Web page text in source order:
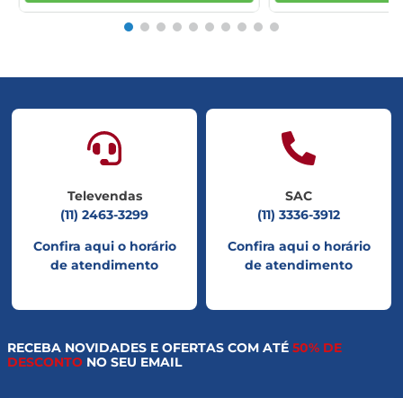
Televendas
(11) 2463-3299
Confira aqui o horário
de atendimento
SAC
(11) 3336-3912
Confira aqui o horário
de atendimento
RECEBA NOVIDADES E OFERTAS COM ATÉ 50% DE
DESCONTO NO SEU EMAIL